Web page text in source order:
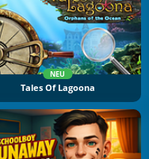
NEU
Tales Of Lagoona